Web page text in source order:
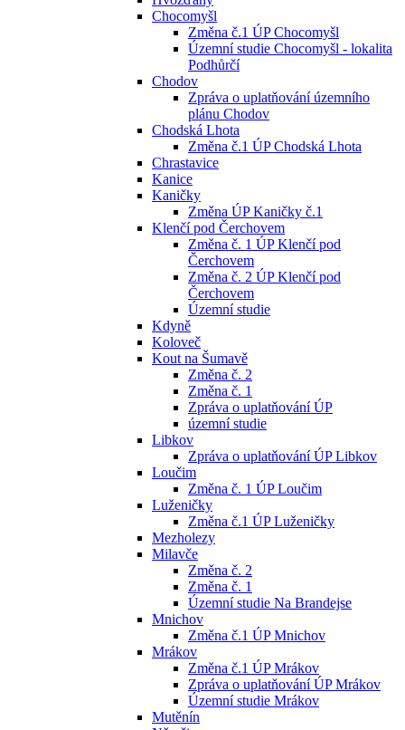
Chocomyšl
Změna č.1 ÚP Chocomyšl
Územní studie Chocomyšl - lokalita
Podhůrčí
Chodov
Zpráva o uplatňování územního
plánu Chodov
Chodská Lhota
Změna č.1 ÚP Chodská Lhota
Chrastavice
Kanice
Kaničky
Změna ÚP Kaničky č.1
Klenčí pod Čerchovem
Změna č. 1 ÚP Klenčí pod
Čerchovem
Změna č. 2 ÚP Klenčí pod
Čerchovem
Územní studie
Kdyně
Koloveč
Kout na Šumavě
Změna č. 2
Změna č. 1
Zpráva o uplatňování ÚP
územní studie
Libkov
Zpráva o uplatňování ÚP Libkov
Loučim
Změna č. 1 ÚP Loučim
Luženičky
Změna č.1 ÚP Luženičky
Mezholezy
Milavče
Změna č. 2
Změna č. 1
Územní studie Na Brandejse
Mnichov
Změna č.1 ÚP Mnichov
Mrákov
Změna č.1 ÚP Mrákov
Zpráva o uplatňování ÚP Mrákov
Územní studie Mrákov
Mutěnín